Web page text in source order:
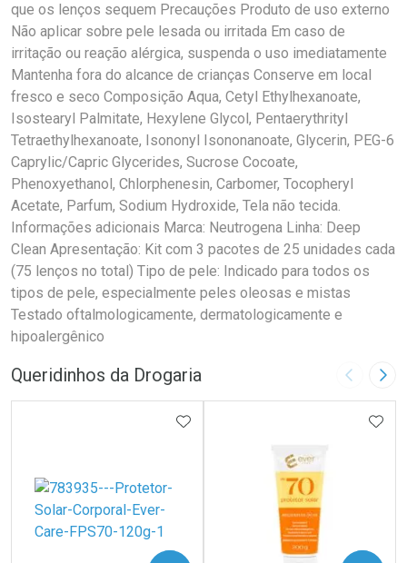
que os lenços sequem Precauções Produto de uso externo
Não aplicar sobre pele lesada ou irritada Em caso de
irritação ou reação alérgica, suspenda o uso imediatamente
Mantenha fora do alcance de crianças Conserve em local
fresco e seco Composição Aqua, Cetyl Ethylhexanoate,
Isostearyl Palmitate, Hexylene Glycol, Pentaerythrityl
Tetraethylhexanoate, Isononyl Isononanoate, Glycerin, PEG-6
Caprylic/Capric Glycerides, Sucrose Cocoate,
Phenoxyethanol, Chlorphenesin, Carbomer, Tocopheryl
Acetate, Parfum, Sodium Hydroxide, Tela não tecida.
Informações adicionais Marca: Neutrogena Linha: Deep
Clean Apresentação: Kit com 3 pacotes de 25 unidades cada
(75 lenços no total) Tipo de pele: Indicado para todos os
tipos de pele, especialmente peles oleosas e mistas
Testado oftalmologicamente, dermatologicamente e
hipoalergênico
Queridinhos da Drogaria Imagem
ADICIONAR AOS FAVORITOS